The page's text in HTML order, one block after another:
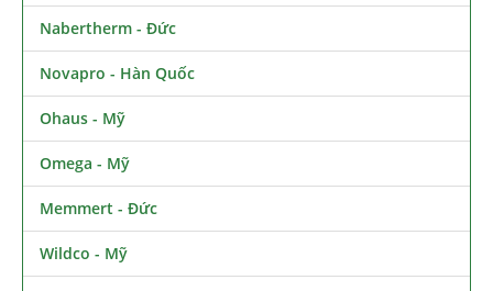
Nabertherm - Đức
Novapro - Hàn Quốc
Ohaus - Mỹ
Omega - Mỹ
Memmert - Đức
Wildco - Mỹ